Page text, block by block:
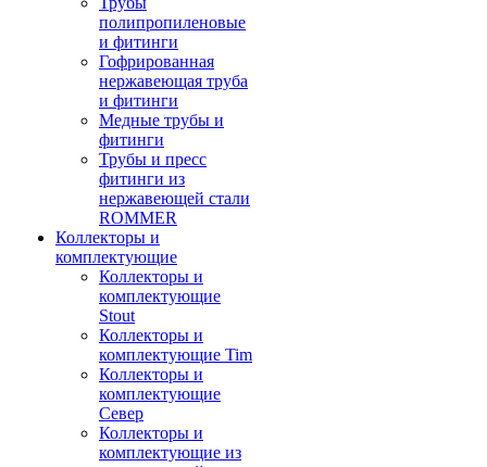
полипропиленовые
и фитинги
Гофрированная
нержавеющая труба
и фитинги
Медные трубы и
фитинги
Трубы и пресс
фитинги из
нержавеющей стали
ROMMER
Коллекторы и
комплектующие
Коллекторы и
комплектующие
Stout
Коллекторы и
комплектующие Tim
Коллекторы и
комплектующие
Север
Коллекторы и
комплектующие из